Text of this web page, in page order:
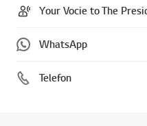
Your Vocie to The
WhatsApp
Telefon